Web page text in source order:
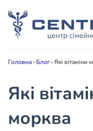
Головна› Блог›Які вітаміни
Які
морква